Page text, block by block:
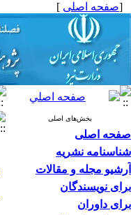
[صفحه اصلی ]
بخش‌های اصلی
صفحه اصلی
شناسنامه نشریه
آرشیو مجله و مقالات
برای نویسندگان
برای داوران